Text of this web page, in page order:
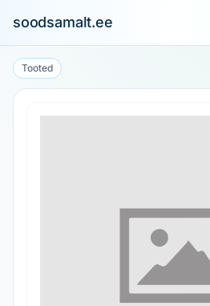
soodsamalt.ee
Tooted